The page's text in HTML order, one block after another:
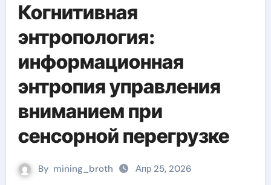
Когнитивная
энтропология:
информационная
энтропия управления
вниманием при
сенсорной перегрузке
By mining_broth Апр 25, 2026